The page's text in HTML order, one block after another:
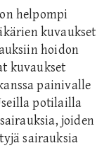
helpompi
kuvaukset
hoidon
kuvaukset
painivalle
potilailla
joiden
sairauksia